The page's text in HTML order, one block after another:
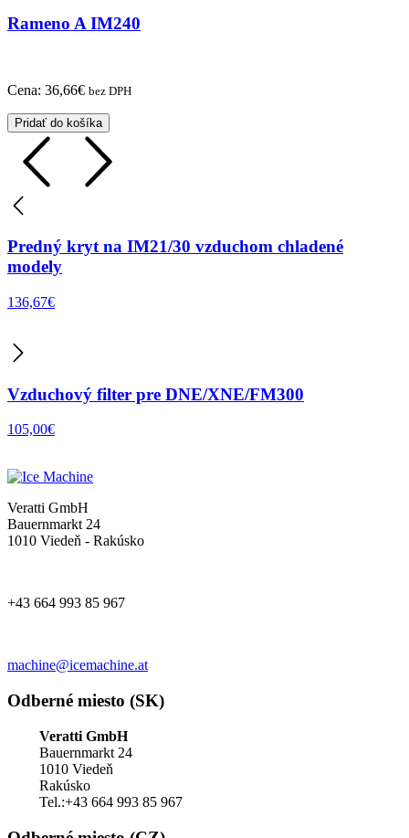
Rameno A IM240
Cena: 36,66€ bez DPH
Pridať do košíka
Predný kryt na IM21/30 vzduchom chladené
modely
136,67€
Vzduchový filter pre DNE/XNE/FM300
105,00€
Veratti GmbH
Bauernmarkt 24
1010 Viedeň - Rakúsko
+43 664 993 85 967
machine@icemachine.at
Odberné miesto (SK)
Veratti GmbH
Bauernmarkt 24
1010 Viedeň
Rakúsko
Tel.:+43 664 993 85 967